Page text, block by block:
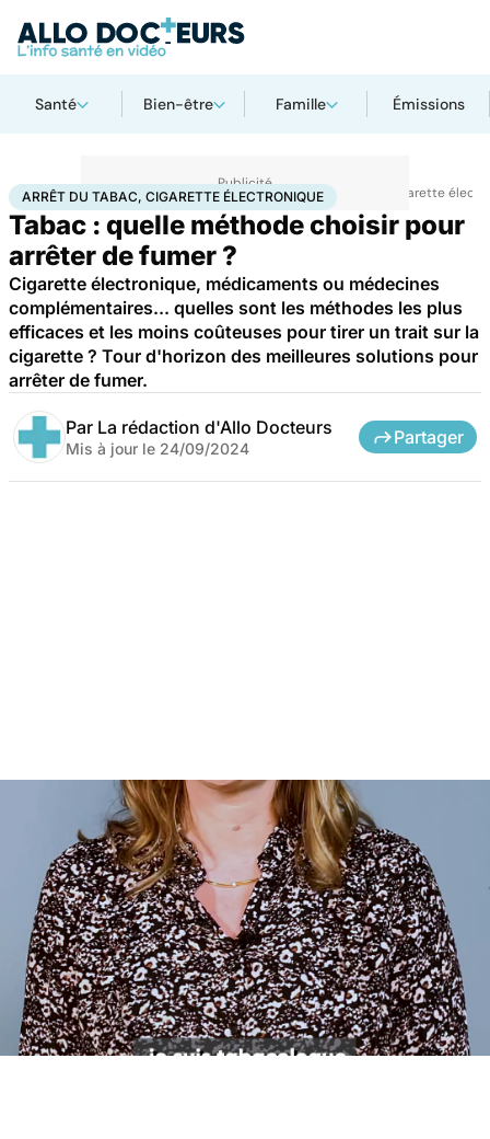
Santé Bien-être Famille Émissions
AccueilSantéMaladiesDrogues et addictionsArrêt du tabac, cigarette
ARRÊT DU TABAC, CIGARETTE ÉLECTRONIQUE
Tabac : quelle méthode choisir pour
arrêter de fumer ?
Cigarette électronique, médicaments ou médecines
complémentaires... quelles sont les méthodes les plus
efficaces et les moins coûteuses pour tirer un trait sur la
cigarette ? Tour d'horizon des meilleures solutions pour
arrêter de fumer.
Par La rédaction d'Allo Docteurs
Mis à jour le 24/09/2024
Partager